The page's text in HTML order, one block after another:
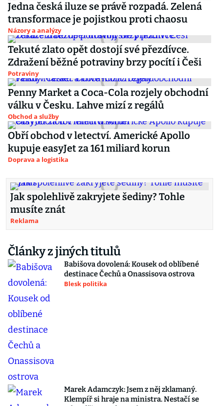
Jedna česká iluze se právě rozpadá. Zelená
transformace je pojistkou proti chaosu
Názory a analýzy
Tekuté zlato opět dostojí své přezdívce.
Zdražení běžné potraviny brzy pocítí i Češi
Potraviny
Penny Market a Coca-Cola rozjely obchodní
válku v Česku. Lahve mizí z regálů
Obchod a služby
Obří obchod v letectví. Americké Apollo
kupuje easyJet za 161 miliard korun
Doprava a logistika
Jak spolehlivě zakryjete šediny? Tohle
musíte znát
Reklama
Články z jiných titulů
Babišova dovolená: Kousek od oblíbené
destinace Čechů a Onassisova ostrova
Blesk politika
Marek Adamczyk: Jsem z něj zklamaný.
Klempíř si hraje na ministra. Nestačí se